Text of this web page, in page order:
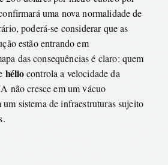
uma nova normalidade de
poderá-se considerar que as
estão entrando em
das consequências é claro: quem
héliocontrola a velocidade da
não cresce em um vácuo
sistema de infraestruturas sujeito